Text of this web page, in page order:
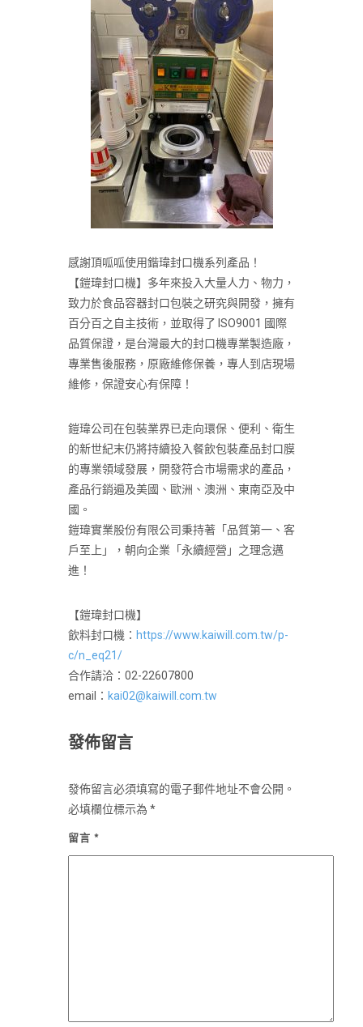
感謝頂呱呱使用鍇瑋封口機系列產品！
【鎧瑋封口機】多年來投入大量人力、物力，
致力於食品容器封口包裝之研究與開發，擁有
百分百之自主技術，並取得了 ISO9001 國際
品質保證，是台灣最大的封口機專業製造廠，
專業售後服務，原廠維修保養，專人到店現場
維修，保證安心有保障！
鎧瑋公司在包裝業界已走向環保、便利、衛生
的新世紀末仍將持續投入餐飲包裝產品封口膜
的專業領域發展，開發符合市場需求的產品，
產品行銷遍及美國、歐洲、澳洲、東南亞及中
國。
鎧瑋實業股份有限公司秉持著「品質第一、客
戶至上」，朝向企業「永續經營」之理念邁
進！
【鎧瑋封口機】
飲料封口機： https://www.kaiwill.com.tw/p-
c/n_eq21/
合作請洽：02-22607800
email： kai02@kaiwill.com.tw
發佈留言
發佈留言必須填寫的電子郵件地址不會公開。
必填欄位標示為 *
留言 *